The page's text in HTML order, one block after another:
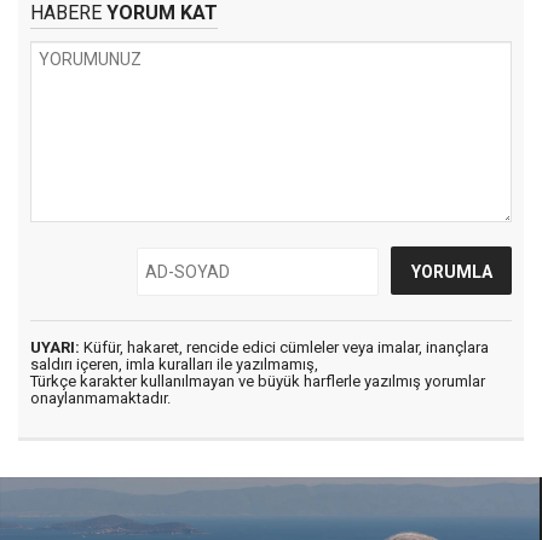
HABERE YORUM KAT
UYARI: Küfür, hakaret, rencide edici cümleler veya imalar, inançlara
saldırı içeren, imla kuralları ile yazılmamış,
Türkçe karakter kullanılmayan ve büyük harflerle yazılmış yorumlar
onaylanmamaktadır.